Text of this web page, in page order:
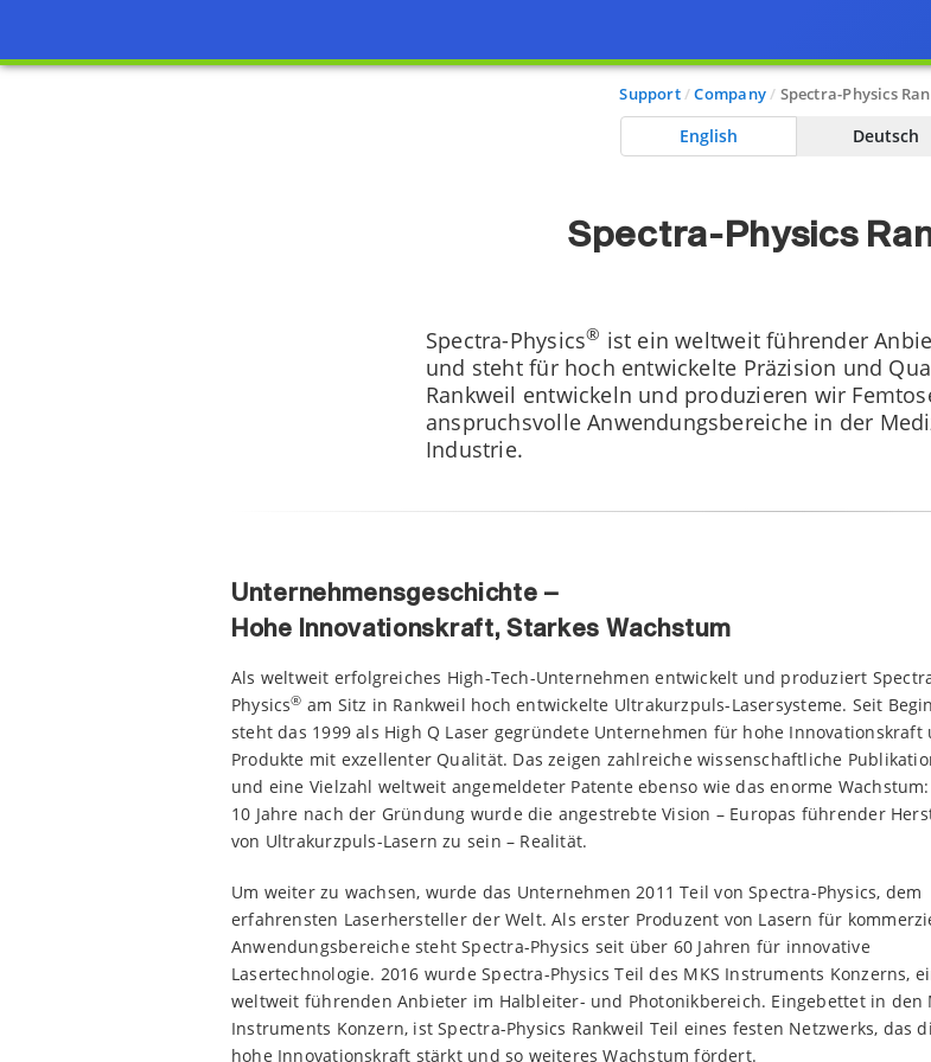
Support Company Spectra-Physics
English Deutsch
Spectra-Physics
Spectra-Physics® ist ein weltweit führender
und steht für hoch entwickelte Präzision und
Rankweil entwickeln und produzieren wir
anspruchsvolle Anwendungsbereiche in der
Industrie.
Unternehmensgeschichte –
Hohe Innovationskraft, Starkes Wachstum
Als weltweit erfolgreiches High-Tech-Unternehmen entwickelt und produziert
Physics® am Sitz in Rankweil hoch entwickelte Ultrakurzpuls-Lasersysteme. Seit
steht das 1999 als High Q Laser gegründete Unternehmen für hohe Innovationskraft
Produkte mit exzellenter Qualität. Das zeigen zahlreiche wissenschaftliche
und eine Vielzahl weltweit angemeldeter Patente ebenso wie das enorme
10 Jahre nach der Gründung wurde die angestrebte Vision – Europas führender
von Ultrakurzpuls-Lasern zu sein – Realität.
Um weiter zu wachsen, wurde das Unternehmen 2011 Teil von Spectra-Physics, dem
erfahrensten Laserhersteller der Welt. Als erster Produzent von Lasern für
Anwendungsbereiche steht Spectra-Physics seit über 60 Jahren für innovative
Lasertechnologie. 2016 wurde Spectra-Physics Teil des MKS Instruments Konzerns,
weltweit führenden Anbieter im Halbleiter- und Photonikbereich. Eingebettet in den
Instruments Konzern, ist Spectra-Physics Rankweil Teil eines festen Netzwerks, das
hohe Innovationskraft stärkt und so weiteres Wachstum fördert.